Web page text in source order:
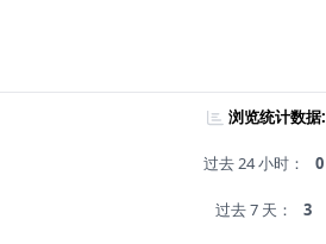
浏览统计数据:
过去 24 小时： 0
过去 7 天： 3